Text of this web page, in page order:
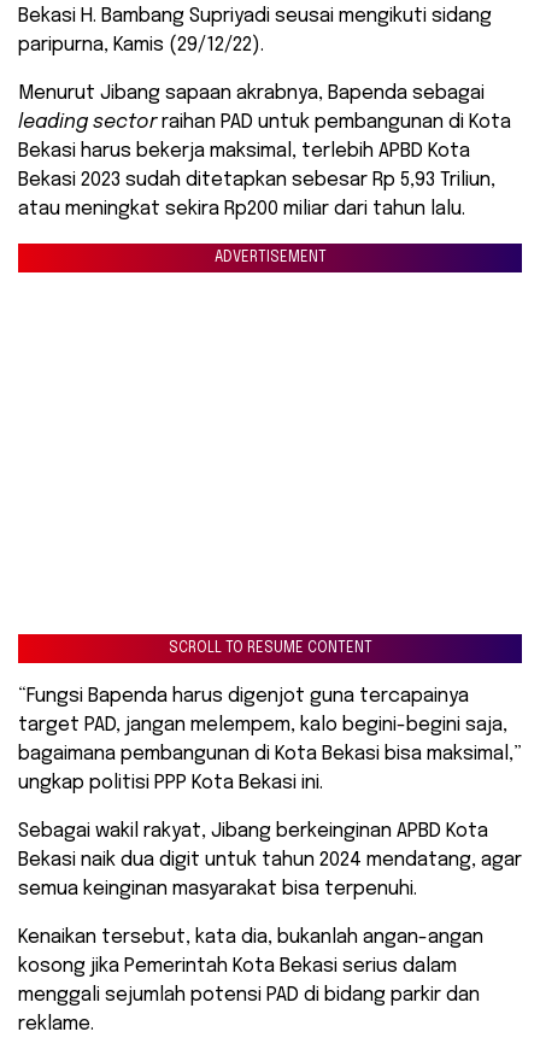
Bekasi H. Bambang Supriyadi seusai mengikuti sidang
paripurna, Kamis (29/12/22).
Menurut Jibang sapaan akrabnya, Bapenda sebagai
leading sectorraihan PAD untuk pembangunan di Kota
Bekasi harus bekerja maksimal, terlebih APBD Kota
Bekasi 2023 sudah ditetapkan sebesar Rp 5,93 Triliun,
atau meningkat sekira Rp200 miliar dari tahun lalu.
ADVERTISEMENT
SCROLL TO RESUME CONTENT
“Fungsi Bapenda harus digenjot guna tercapainya
target PAD, jangan melempem, kalo begini-begini saja,
bagaimana pembangunan di Kota Bekasi bisa maksimal,”
ungkap politisi PPP Kota Bekasi ini.
Sebagai wakil rakyat, Jibang berkeinginan APBD Kota
Bekasi naik dua digit untuk tahun 2024 mendatang, agar
semua keinginan masyarakat bisa terpenuhi.
Kenaikan tersebut, kata dia, bukanlah angan-angan
kosong jika Pemerintah Kota Bekasi serius dalam
menggali sejumlah potensi PAD di bidang parkir dan
reklame.